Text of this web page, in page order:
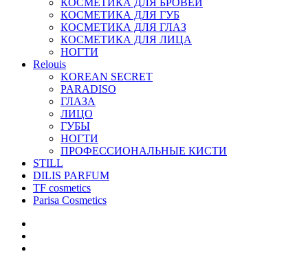
КОСМЕТИКА ДЛЯ БРОВЕЙ
КОСМЕТИКА ДЛЯ ГУБ
КОСМЕТИКА ДЛЯ ГЛАЗ
КОСМЕТИКА ДЛЯ ЛИЦА
НОГТИ
Relouis
KOREAN SECRET
PARADISO
ГЛАЗА
ЛИЦО
ГУБЫ
НОГТИ
ПРОФЕССИОНАЛЬНЫЕ КИСТИ
STILL
DILIS PARFUM
TF cosmetics
Parisa Cosmetics